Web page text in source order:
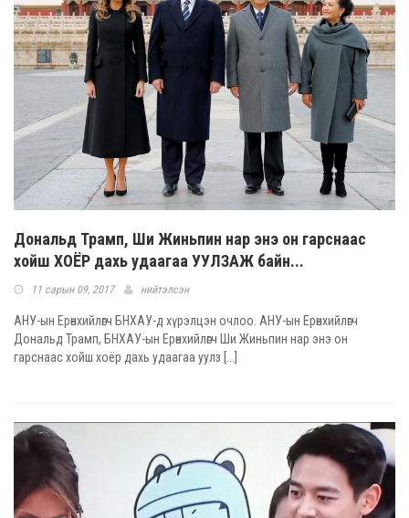
Дональд Трамп, Ши Жиньпин нар энэ он гарснаас
хойш ХОЁР дахь удаагаа УУЛЗАЖ байн...
11 сарын 09, 2017 нийтэлсэн
АНУ-ын Ерөнхийлөгч БНХАУ-д хүрэлцэн очлоо. АНУ-ын Ерөнхийлөгч
Дональд Трамп, БНХАУ-ын Ерөнхийлөгч Ши Жиньпин нар энэ он
гарснаас хойш хоёр дахь удаагаа уулз [...]